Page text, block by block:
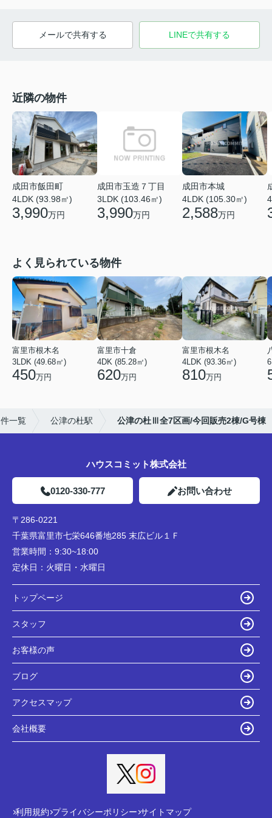
メールで共有する LINEで共有する
近隣の物件
成田市飯田町
4LDK (93.98㎡)
3,990万円
成田市玉造７丁目
3LDK (103.46㎡)
3,990万円
成田市本城
4LDK (105.30㎡)
2,588万円
よく見られている物件
富里市根木名
3LDK (49.68㎡)
450万円
富里市十倉
4DK (85.28㎡)
620万円
富里市根木名
4LDK (93.36㎡)
810万円
一覧 公津の杜駅 公津の杜Ⅲ全7区画/今回販売2棟/G号棟
ハウスコミット株式会社
0120-330-777 お問い合わせ
〒286-0221
千葉県富里市七栄646番地285 末広ビル１Ｆ
営業時間： 9:30~18:00
定休日： 火曜日・水曜日
トップページ
スタッフ
お客様の声
ブログ
アクセスマップ
会社概要
利用規約 プライバシーポリシー サイトマップ